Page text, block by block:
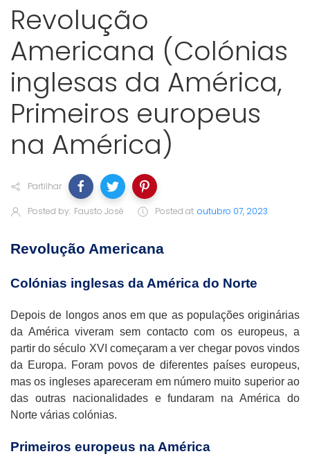
Revolução
Americana (Colónias
inglesas da América,
Primeiros europeus
na América)
Partilhar
Posted by: Fausto José Posted at outubro 07, 2023
Revolução Americana
Colónias inglesas da América do Norte
Depois de longos anos em que as populações originárias
da América viveram sem contacto com os europeus, a
partir do século XVI começaram a ver chegar povos vindos
da Europa. Foram povos de diferentes países europeus,
mas os ingleses apareceram em número muito superior ao
das outras nacionalidades e fundaram na América do
Norte várias colónias.
Primeiros europeus na América